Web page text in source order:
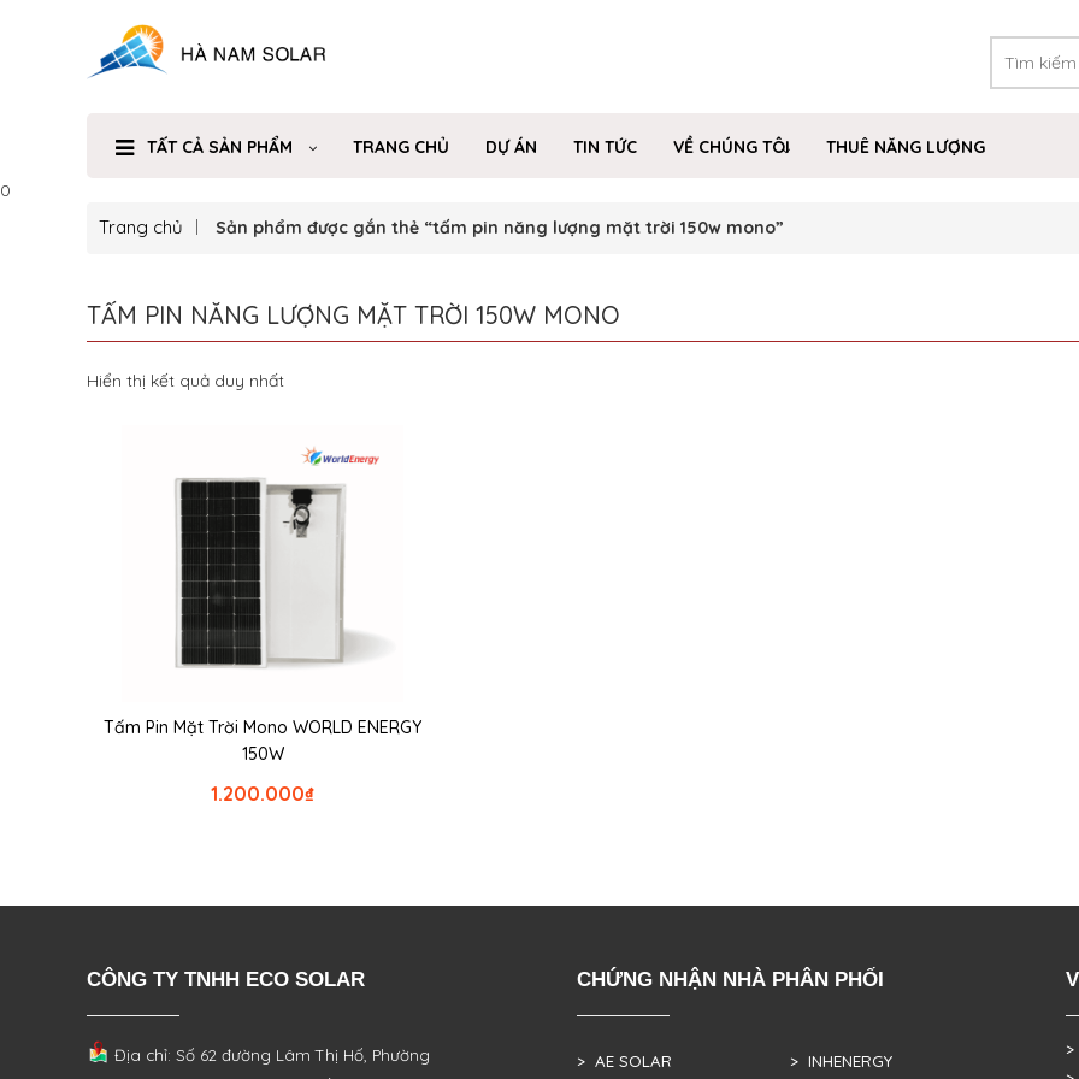
TẤT CẢ SẢN PHẨM TRANG CHỦ DỰ ÁN TIN TỨC VỀ CHÚNG TÔI
THUÊ NĂNG LƯỢNG
0
Trang chủ Sản phẩm được gắn thẻ “tấm pin năng lượng mặt trời 150w mono”
TẤM PIN NĂNG LƯỢNG MẶT TRỜI 150W MONO
Hiển thị kết quả duy nhất
Tấm Pin Mặt Trời Mono WORLD ENERGY
150W
₫
1.200.000
CÔNG TY TNHH ECO SOLAR
Địa chỉ: Số 62 đường Lâm Thị Hố, Phường
CHỨNG NHẬN NHÀ PHÂN PHỐI
> AE SOLAR > INHENERGY
>